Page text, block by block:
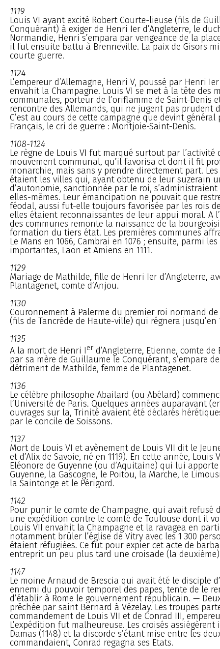
1119
Louis VI ayant excité Robert Courte-lieuse (fils de
Conquérant) à exiger de Henri Ier d’Angleterre, le
Normandie, Henri s’empara par vengeance de la
il fut ensuite battu à Brenneville. La paix de Gisors
courte guerre.
1124
L’empereur d’Allemagne, Henri V, poussé par Henri
envahit la Champagne. Louis VI se met à la tête des
communales, porteur de l’oriflamme de Saint-Denis
rencontre des Allemands, qui ne jugent pas prudent
C’est au cours de cette campagne que devint général
Français, le cri de guerre : Montjoie-Saint-Denis.
1108-1124
Le règne de Louis VI fut marqué surtout par l’activité
mouvement communal, qu’il favorisa et dont il fit
monarchie, mais sans y prendre directement part.
étaient les villes qui, ayant obtenu de leur suzerain
d’autonomie, sanctionnée par le roi,
elles-mêmes. Leur émancipation ne pouvait que
féodal, aussi fut-elle toujours favorisée par les rois
elles étaient reconnaissantes de leur appui moral. A
des communes remonte la naissance de la
formation du tiers état. Les premières communes
Le Mans en 1066, Cambrai en 1076 ; ensuite, parmi
importantes, Laon et Amiens en 1111.
1129
Mariage de Mathilde, fille de Henri Ier d’Angleterre,
Plantagenet, comte d’Anjou.
1130
Couronnement à Palerme du premier roi normand de
(fils de Tancrède de Haute-ville) qui régnera jusqu’en
1135
A la mort de Henri Ier d’Angleterre, Etienne, comte
par sa mère de Guillaume le Conquérant, s’empare
détriment de Mathilde, femme de Plantagenet.
1136
Le célèbre philosophe Abailard (ou Abélard)
l’Université de Paris. Quelques années auparavant (en
ouvrages sur la, Trinité avaient été déclarés
par le concile de Soissons.
1137
Mort de Louis VI et avènement de Louis VII dit le
et d’Alix de Savoie, né en 1119). En cette année, Louis
Eléonore de Guyenne (ou d’Aquitaine) qui lui
Guyenne, la Gascogne, le Poitou, la Marche, le
la Saintonge et le Périgord.
1142
Pour punir le comte de Champagne, qui avait refusé
une expédition contre le comté de Toulouse dont il
Louis VII envahit la Champagne et la ravagea en
notamment brûler l’église de Vitry avec les 1 300
étaient réfugiées. Ce fut pour expier cet acte de
entreprit un peu plus tard une croisade (la
1147
Le moine Arnaud de Brescia qui avait été le disciple
ennemi du pouvoir temporel des papes, tente de le
d’établir à Rome le gouvernement républicain. —
prêchée par saint Bernard à Vézelay. Les troupes
commandement de Louis VII et de Conrad III,
L’expédition fut malheureuse. Les croisés
Damas (1148) et la discorde s’étant mise entre les
commandaient, Conrad regagna ses Etats.